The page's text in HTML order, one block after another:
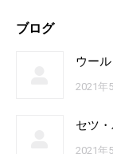
ブログ
ウー
2021年
セツ
2021年